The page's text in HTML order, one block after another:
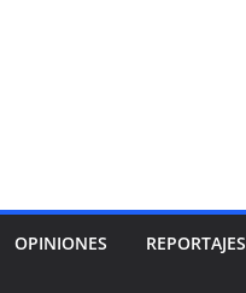
OPINIONES REPORTAJES